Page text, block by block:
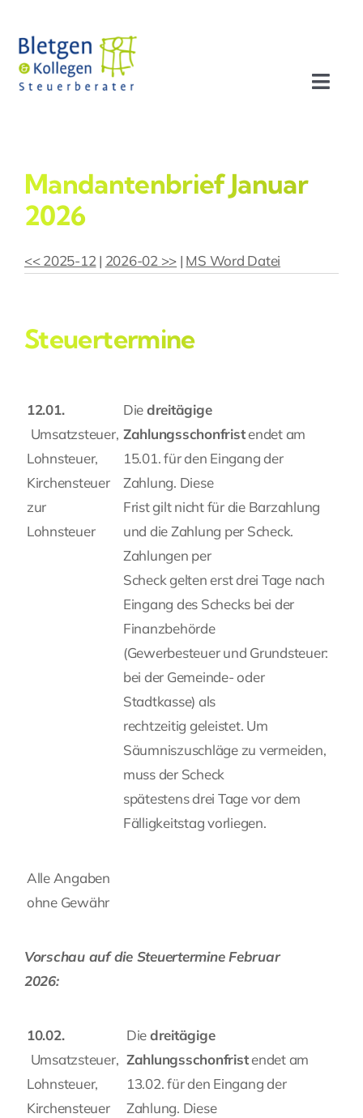
Inhalt
springen
Profil
Stellenangebote
Mandantenbrief Januar
2026
<< 2025-12| 2026-02 >> | MS Word Datei
Steuertermine
12.01.
Umsatzsteuer,
Lohnsteuer,
Kirchensteuer
zur
Lohnsteuer
Diedreitägige
Zahlungsschonfristendet am
15.01. für den Eingang der
Zahlung. Diese
Frist gilt nicht für die Barzahlung
und die Zahlung per Scheck.
Zahlungen per
Scheck gelten erst drei Tage nach
Eingang des Schecks bei der
Finanzbehörde
(Gewerbesteuer und Grundsteuer:
bei der Gemeinde- oder
Stadtkasse) als
rechtzeitig geleistet. Um
Säumniszuschläge zu vermeiden,
muss der Scheck
spätestens drei Tage vor dem
Fälligkeitstag vorliegen.
Alle Angaben
ohne Gewähr
Vorschau auf die Steuertermine Februar
2026:
10.02.
Umsatzsteuer,
Lohnsteuer,
Kirchensteuer
Diedreitägige
Zahlungsschonfristendet am
13.02. für den Eingang der
Zahlung. Diese